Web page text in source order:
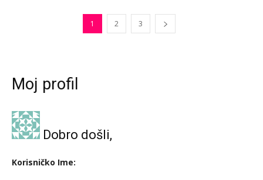
1 2 3
Moj profil
Dobro došli,
Korisničko Ime: